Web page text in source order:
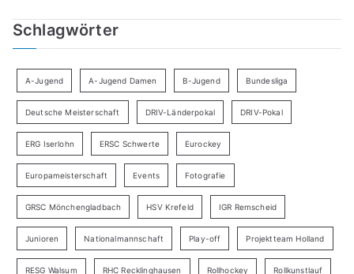
Schlagwörter
A-Jugend A-Jugend Damen B-Jugend Bundesliga
Deutsche Meisterschaft DRIV-Länderpokal DRIV-Pokal
ERG Iserlohn ERSC Schwerte Eurockey
Europameisterschaft Events Fotografie
GRSC Mönchengladbach HSV Krefeld IGR Remscheid
Junioren Nationalmannschaft Play-off Projektteam Holland
RESG Walsum RHC Recklinghausen Rollhockey Rollkunstlauf